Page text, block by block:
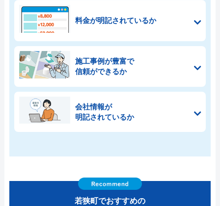
料金が明記されているか
施工事例が豊富で
信頼ができるか
会社情報が
明記されているか
若狭町でおすすめの